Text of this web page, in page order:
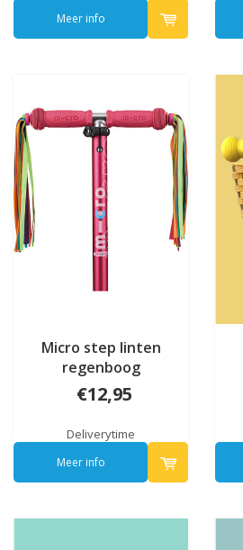
Meer info
Micro step linten
regenboog
€12,95
Deliverytime
Meer info